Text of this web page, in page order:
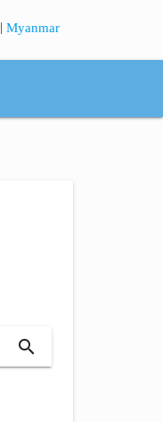
|Myanmar
search